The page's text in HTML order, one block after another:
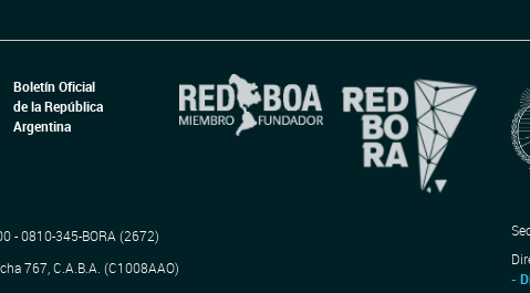
Boletín Oficial
de la República
Argentina
- 0810-345-BORA (2672)
767, C.A.B.A. (C1008AAO)
-